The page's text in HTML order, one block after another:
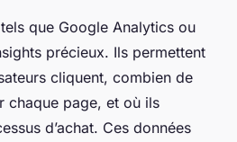
que Google Analytics ou
précieux. Ils permettent
cliquent, combien de
chaque page, et où ils
d’achat. Ces données